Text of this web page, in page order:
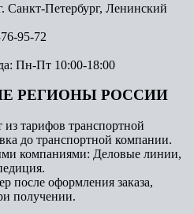
Санкт-Петербург, Ленинский
95-72
Пн-Пт 10:00-18:00
РЕГИОНЫ РОССИИ
из тарифов транспортной
до транспортной компании.
компаниями: Деловые линии,
после оформления заказа,
получении.